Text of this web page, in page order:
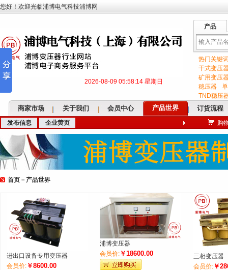
您好！欢迎光临浦博电气科技浦博网
2026-08-09 05:58:15 星期日
产品
输热门关键
干式变压
矿用变压
稳压器
TND稳压
商家市场 关于我们 会员中心 产品世界 订货流程
发布信息 企业黄页 购
首页 － 产品世界
进出口设备专用变压器
会员价:￥8600.00
浦博变压器
会员价: ￥18600.00
三相变压器
会员价: ￥